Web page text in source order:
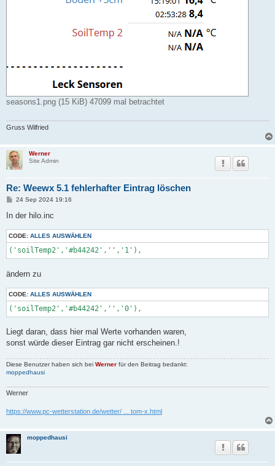
seasons1.png (15 KiB) 47099 mal betrachtet
Gruss Wilfried
Werner
Site Admin
Re: Weewx 5.1 fehlerhafter Eintrag löschen
B
r
a
g
24 Sep 2024 19:16
In der hilo.inc
CODE: ALLES AUSWÄHLEN
('soilTemp2','#b44242','','1'),
ändern zu
CODE: ALLES AUSWÄHLEN
('soilTemp2','#b44242','','0'),
Liegt daran, dass hier mal Werte vorhanden waren,
sonst würde dieser Eintrag gar nicht erscheinen.!
Diese Benutzer haben sich bei Werner für den Beitrag bedankt:
moppedhausi
Werner
https://www.pc-wetterstation.de/wetter/ ... tom-x.html
moppedhausi